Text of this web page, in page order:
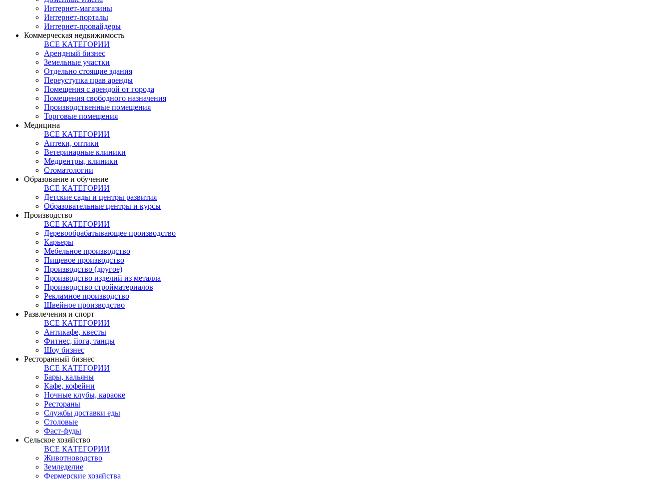
Интернет-магазины
Интернет-порталы
Интернет-провайдеры
Коммерческая недвижимость
ВСЕ КАТЕГОРИИ
Арендный бизнес
Земельные участки
Отдельно стоящие здания
Переуступка прав аренды
Помещения с арендой от города
Помещения свободного назначения
Производственные помещения
Торговые помещения
Медицина
ВСЕ КАТЕГОРИИ
Аптеки, оптики
Ветеринарные клиники
Медцентры, клиники
Стоматологии
Образование и обучение
ВСЕ КАТЕГОРИИ
Детские сады и центры развития
Образовательные центры и курсы
Производство
ВСЕ КАТЕГОРИИ
Деревообрабатывающее производство
Карьеры
Мебельное производство
Пищевое производство
Производство (другое)
Производство изделий из металла
Производство стройматериалов
Рекламное производство
Швейное производство
Развлечения и спорт
ВСЕ КАТЕГОРИИ
Антикафе, квесты
Фитнес, йога, танцы
Шоу бизнес
Ресторанный бизнес
ВСЕ КАТЕГОРИИ
Бары, кальяны
Кафе, кофейни
Ночные клубы, караоке
Рестораны
Службы доставки еды
Столовые
Фаст-фуды
Сельское хозяйство
ВСЕ КАТЕГОРИИ
Животноводство
Земледелие
Фермерские хозяйства